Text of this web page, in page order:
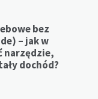
bez
– jak w
narzędzie,
dochód?